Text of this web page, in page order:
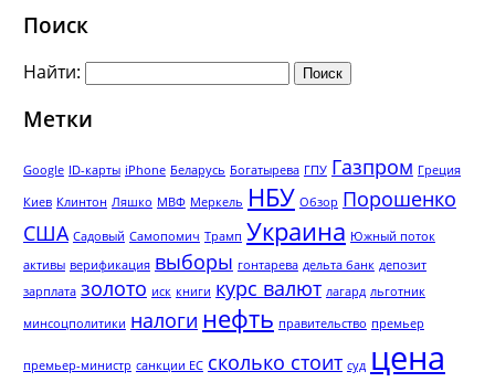
Поиск
Найти:
Метки
Google ID-карты iPhone Беларусь Богатырева ГПУ Газпром Греция
Киев Клинтон Ляшко МВФ Меркель НБУ Обзор Порошенко
США Садовый Самопомич Трамп Украина Южный поток
активы верификация выборы гонтарева дельта банк депозит
зарплата золото иск книги курс валют лагард льготник
минсоцполитики налоги нефть правительство премьер
премьер-министр санкции ЕС сколько стоит суд цена